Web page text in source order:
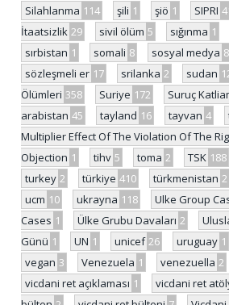
Silahlanma 114 şili 1 şiö 1 SIPRI
İtaatsizlik 29 sivil ölüm 5 sığınma 1
sırbistan 1 somali 8 sosyal medya 8
sözleşmeli er 17 srilanka 2 sudan
Ölümleri 358 Suriye 172 Suruç
arabistan 45 tayland 16 tayvan 4
Multiplier Effect Of The Violation Of The
Objection 1 tihv 5 toma 2 TSK 188
turkey 2 türkiye 410 türkmenistan 2
ucm 10 ukrayna 118 Ulke Group
Cases 1 Ülke Grubu Davaları 2
Günü 1 UN 1 unicef 26 uruguay 1
vegan 3 Venezuela 1 venezuella 2
vicdani ret açıklaması 1 vicdani ret